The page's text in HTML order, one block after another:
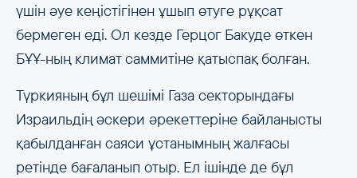
үшін әуе кеңістігінен ұшып өтуге рұқсат
бермеген еді. Ол кезде Герцог Бакуде өткен
БҰҰ-ның климат саммитіне қатыспақ болған.
Түркияның бұл шешімі Газа секторындағы
Израильдің әскери әрекеттеріне байланысты
қабылданған саяси ұстанымның жалғасы
ретінде бағаланып отыр. Ел ішінде де бұл